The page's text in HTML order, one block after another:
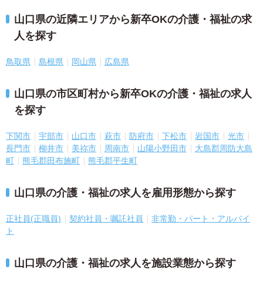
山口県の近隣エリアから新卒OKの介護・福祉の求
人を探す
鳥取県 島根県 岡山県 広島県
山口県の市区町村から新卒OKの介護・福祉の求人
を探す
下関市 宇部市 山口市 萩市 防府市 下松市 岩国市
光市
長門市
柳井市 美祢市 周南市 山陽小野田市
大島郡周防大島
町
熊毛郡田布施町 熊毛郡平生町
山口県の介護・福祉の求人を雇用形態から探す
正社員(正職員) 契約社員・嘱託社員
非常勤・パート・アルバイ
ト
山口県の介護・福祉の求人を施設業態から探す